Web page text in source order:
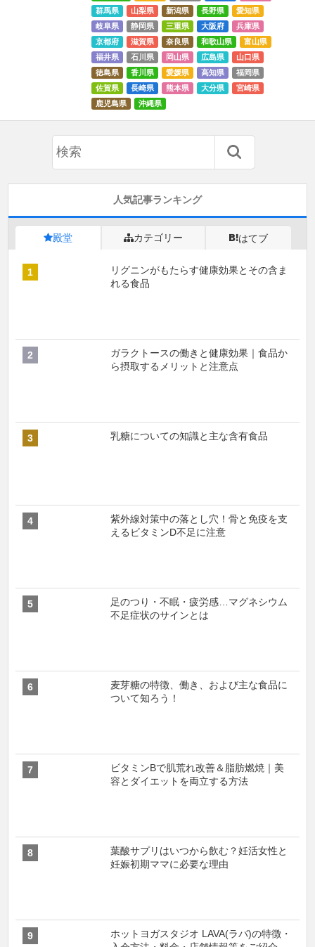
群馬県
山梨県 新潟県 長野県
愛知県
岐阜県
静岡県 三重県 大阪府
兵庫県
京都府
滋賀県 奈良県 和歌山県
富山県
福井県
石川県 岡山県 広島県
山口県
徳島県
香川県 愛媛県 高知県
福岡県
佐賀県
長崎県 熊本県 大分県
宮崎県
鹿児島県
沖縄県
人気記事ランキング
殿堂 カテゴリー はてブ
リグニンがもたらす健康効果とその含ま
れる食品
ガラクトースの働きと健康効果｜食品か
ら摂取するメリットと注意点
乳糖についての知識と主な含有食品
紫外線対策中の落とし穴！骨と免疫を支
えるビタミンD不足に注意
足のつり・不眠・疲労感…マグネシウム
不足症状のサインとは
麦芽糖の特徴、働き、および主な食品に
ついて知ろう！
ビタミンBで肌荒れ改善＆脂肪燃焼｜美
容とダイエットを両立する方法
葉酸サプリはいつから飲む？妊活女性と
妊娠初期ママに必要な理由
ホットヨガスタジオ LAVA(ラバ)の特徴・